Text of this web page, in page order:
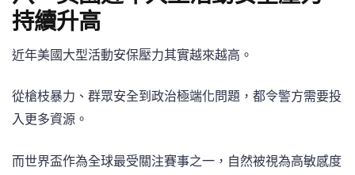
持續升高
近年美國大型活動安保壓力其實越來越高。
從槍枝暴力、群眾安全到政治極端化問題，都令警方需要投
入更多資源。
而世界盃作為全球最受關注賽事之一，自然被視為高敏感度